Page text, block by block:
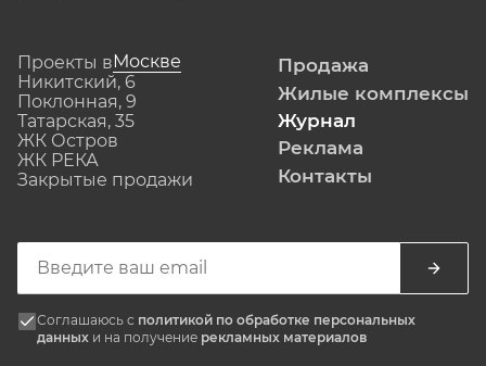
Проекты вМоскве
Никитский, 6
Поклонная, 9
Татарская, 35
ЖК Остров
ЖК РЕКА
Закрытые продажи
Продажа
Жилые комплексы
Журнал
Реклама
Контакты
Соглашаюсь с политикой по обработке персональных
данных и на получение рекламных материалов